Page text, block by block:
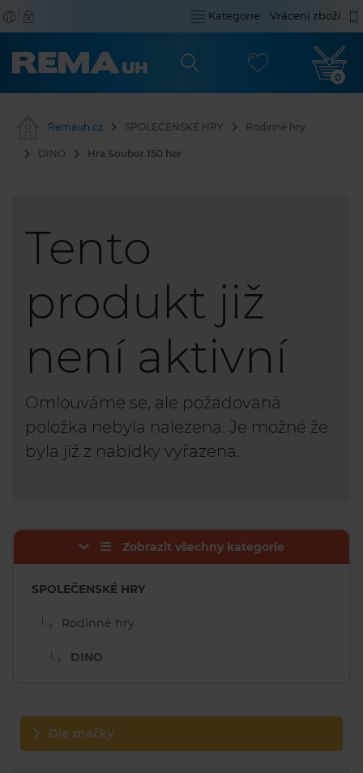
Kategorie Vrácení zboží
0
Remauh.cz SPOLEČENSKÉ HRY Rodinné hry
DINO Hra Soubor 150 her
Tento
produkt již
není aktivní
Omlouváme se, ale požadovaná
položka nebyla nalezena. Je možné že
byla již z nabídky vyřazena.
Zobrazit všechny kategorie
SPOLEČENSKÉ HRY
Rodinné hry
DINO
Dle značky